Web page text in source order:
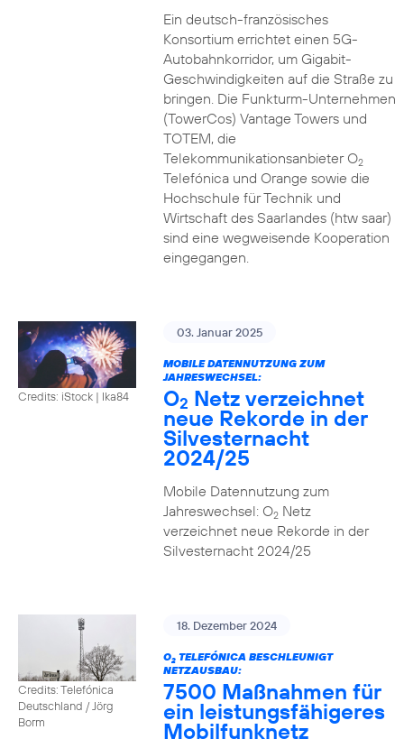
Ein deutsch-französisches
Konsortium errichtet einen 5G-
Autobahnkorridor, um Gigabit-
Geschwindigkeiten auf die Straße zu
bringen. Die Funkturm-Unternehmen
(TowerCos) Vantage Towers und
TOTEM, die
Telekommunikationsanbieter O2
Telefónica und Orange sowie die
Hochschule für Technik und
Wirtschaft des Saarlandes (htw saar)
sind eine wegweisende Kooperation
eingegangen.
Credits: iStock | Ika84
03. Januar 2025
MOBILE DATENNUTZUNG ZUM
JAHRESWECHSEL:
O2 Netz verzeichnet
neue Rekorde in der
Silvesternacht
2024/25
Mobile Datennutzung zum
Jahreswechsel: O2Netz
verzeichnet neue Rekorde in der
Silvesternacht 2024/25
Credits: Telefónica
Deutschland / Jörg
Borm
18. Dezember 2024
O2TELEFÓNICA BESCHLEUNIGT
NETZAUSBAU:
7500 Maßnahmen für
ein leistungsfähigeres
Mobilfunknetz